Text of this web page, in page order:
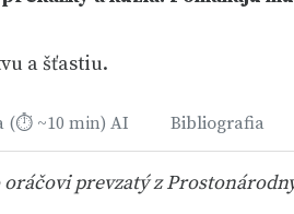
a šťastiu.
(⏱ ~10 min) AI Bibliografia
prevzatý z